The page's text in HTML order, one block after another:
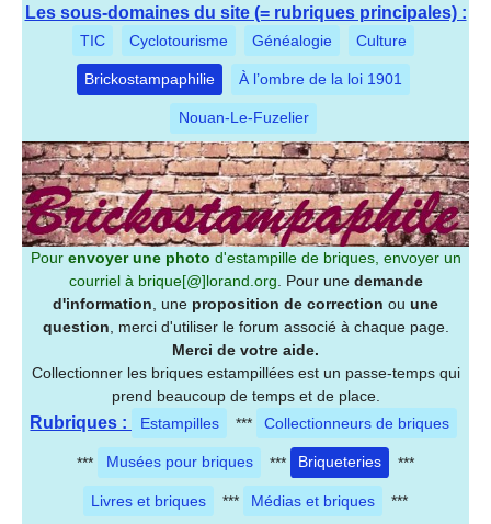
Les sous-domaines du site (= rubriques principales) :
TIC Cyclotourisme Généalogie Culture
Brickostampaphilie À l’ombre de la loi 1901
Nouan-Le-Fuzelier
Pour envoyer une photo d'estampille de briques, envoyer un
courriel à brique[@]lorand.org . Pour une demande
d'information , une proposition de correction ou une
question , merci d'utiliser le forum associé à chaque page.
Merci de votre aide.
Collectionner les briques estampillées est un passe-temps qui
prend beaucoup de temps et de place.
Rubriques : Estampilles *** Collectionneurs de briques
*** Musées pour briques *** Briqueteries ***
Livres et briques *** Médias et briques ***